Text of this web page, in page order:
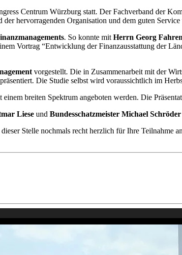
Centrum Würzburg statt. Der Fachverband der
der hervorragenden Organisation und dem guten
. So konnte mit Herrn Georg
Vortrag “Entwicklung der Finanzausstattung der
vorgestellt. Die in Zusammenarbeit mit der
Die Studie selbst wird voraussichtlich im
einem breiten Spektrum angeboten werden. Die
Liese und Bundesschatzmeister Michael Schröder
Stelle nochmals recht herzlich für Ihre Teilnahme